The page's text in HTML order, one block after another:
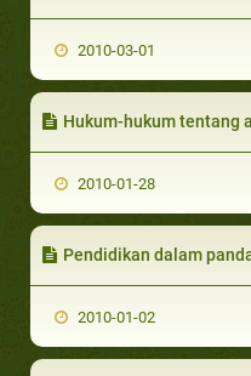
2010-03-01
Hukum-hukum tentang anak dalam islam-
2010-01-28
Pendidikan dalam
2010-01-02